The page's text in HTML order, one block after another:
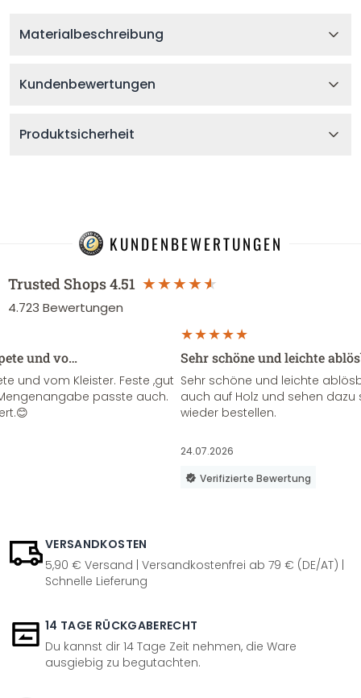
Materialbeschreibung
Kundenbewertungen
Produktsicherheit
KUNDENBEWERTUNGEN
Trusted Shops4.51
4.723 Bewertungen
und vo…
und vom Kleister. Feste ,gut
passte auch.
Sehr schöne und leichte
Sehr schöne und leichte
auch auf Holz und sehen
wieder bestellen.
24.07.2026
Verifizierte Bewertung
VERSANDKOSTEN
5,90 € Versand | Versandkostenfrei ab 79 € (DE/AT) |
Schnelle Lieferung
14 TAGE RÜCKGABERECHT
Du kannst dir 14 Tage Zeit nehmen, die Ware
ausgiebig zu begutachten.